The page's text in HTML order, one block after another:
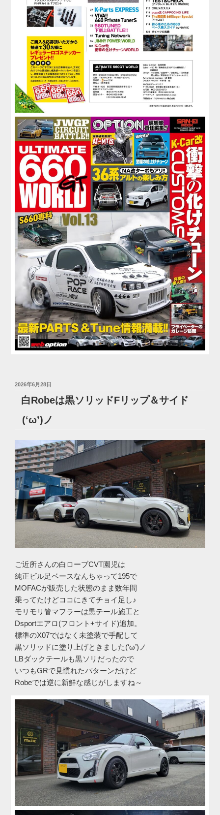
投
2026年6月28日
白Robeは黒ソリッドFリップ＆サイド
(‘ω’)ノ
ご近所さんの白ローブCVT園児は
純正ビル足ベースなんちゃって195で
MOFACが販売した状態のまま数年間
乗ってたけどココにきてチョイ足し♪
モリモリ管マフラーは黒テール施工と
Dsportエアロ(フロント+サイド)追加。
標準のX07ではなく未塗装で手配して
黒ソリッドに塗り上げときました(‘ω’)ノ
LBダックテールも黒ソリだったので
いつもGRで見慣れたパターンだけど
Robeでは逆に新鮮な感じがしますね～